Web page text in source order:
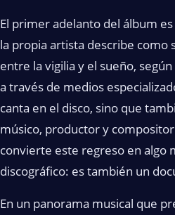
El primer adelanto del álbum es
la propia artista describe como
entre la vigilia y el sueño,
a través de medios
canta en el disco, sino que
músico, productor y
convierte este regreso en algo
discográfico: es también un
En un panorama musical que